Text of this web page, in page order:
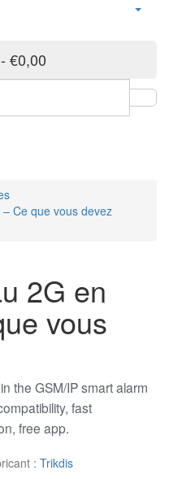
€0,00
Ce que vous devez
2G en
vous
the GSM/IP smart alarm
fast
free app.
: Trikdis